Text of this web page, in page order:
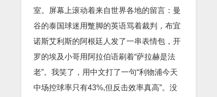
室。屏幕上滚动着来自世界各地的留言：曼
谷的泰国球迷用蹩脚的英语骂着裁判，布宜
诺斯艾利斯的阿根廷人发了一串表情包，开
罗的埃及小哥用阿拉伯语刷着“萨拉赫是法
老”。我笑了，用中文打了一句“利物浦今天
中场控球率只有43%,但反击效率真高”。没